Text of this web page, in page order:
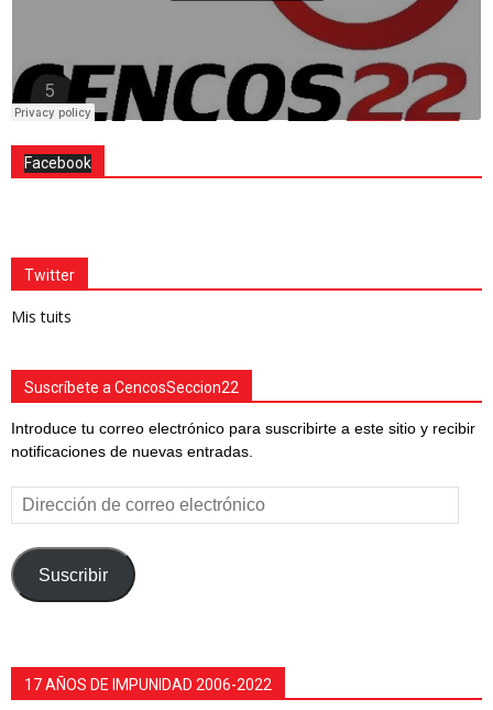
Facebook
Twitter
Mis tuits
Suscríbete a CencosSeccion22
Introduce tu correo electrónico para suscribirte a este sitio y recibir
notificaciones de nuevas entradas.
Dirección
de
correo
electrónico
Suscribir
17 AÑOS DE IMPUNIDAD 2006-2022